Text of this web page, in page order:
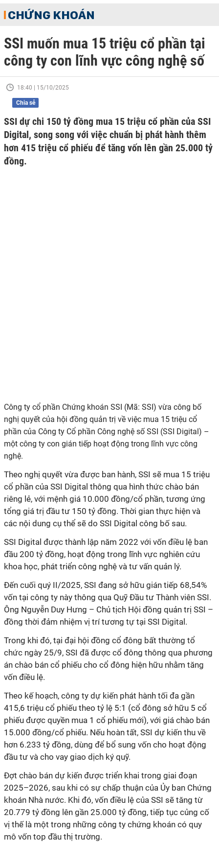
CHỨNG KHOÁN
SSI muốn mua 15 triệu cổ phần tại
công ty con lĩnh vực công nghệ số
18:40 | 15/10/2025
Chia sẻ
SSI dự chi 150 tỷ đồng mua 15 triệu cổ phần của SSI
Digital, song song với việc chuẩn bị phát hành thêm
hơn 415 triệu cổ phiếu để tăng vốn lên gần 25.000 tỷ
đồng.
Công ty cổ phần Chứng khoán SSI (Mã: SSI) vừa công bố
nghị quyết của hội đồng quản trị về việc mua 15 triệu cổ
phần của Công ty Cổ phần Công nghệ số SSI (SSI Digital) –
một công ty con gián tiếp hoạt động trong lĩnh vực công
nghệ.
Theo nghị quyết vừa được ban hành, SSI sẽ mua 15 triệu
cổ phần của SSI Digital thông qua hình thức chào bán
riêng lẻ, với mệnh giá 10.000 đồng/cổ phần, tương ứng
tổng giá trị đầu tư 150 tỷ đồng. Thời gian thực hiện và
các nội dung cụ thể sẽ do SSI Digital công bố sau.
SSI Digital được thành lập năm 2022 với vốn điều lệ ban
đầu 200 tỷ đồng, hoạt động trong lĩnh vực nghiên cứu
khoa học, phát triển công nghệ và tư vấn quản lý.
Đến cuối quý II/2025, SSI đang sở hữu gián tiếp 68,54%
vốn tại công ty này thông qua Quỹ Đầu tư Thành viên SSI.
Ông Nguyễn Duy Hưng – Chủ tịch Hội đồng quản trị SSI –
đồng thời đảm nhiệm vị trí tương tự tại SSI Digital.
Trong khi đó, tại đại hội đồng cổ đông bất thường tổ
chức ngày 25/9, SSI đã được cổ đông thông qua phương
án chào bán cổ phiếu cho cổ đông hiện hữu nhằm tăng
vốn điều lệ.
Theo kế hoạch, công ty dự kiến phát hành tối đa gần
415,6 triệu cổ phiếu theo tỷ lệ 5:1 (cổ đông sở hữu 5 cổ
phiếu được quyền mua 1 cổ phiếu mới), với giá chào bán
15.000 đồng/cổ phiếu. Nếu hoàn tất, SSI dự kiến thu về
hơn 6.233 tỷ đồng, dùng để bổ sung vốn cho hoạt động
đầu tư và cho vay giao dịch ký quỹ.
Đợt chào bán dự kiến được triển khai trong giai đoạn
2025–2026, sau khi có sự chấp thuận của Ủy ban Chứng
khoán Nhà nước. Khi đó, vốn điều lệ của SSI sẽ tăng từ
20.779 tỷ đồng lên gần 25.000 tỷ đồng, tiếp tục củng cố
vị thế là một trong những công ty chứng khoán có quy
mô vốn top đầu thị trường.